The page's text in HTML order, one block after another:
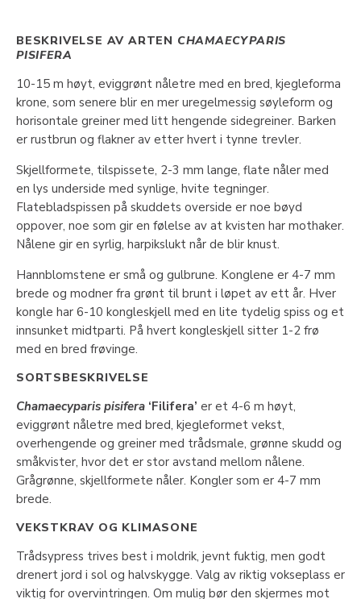
BESKRIVELSE AV ARTEN CHAMAECYPARIS
PISIFERA
10-15 m høyt, eviggrønt nåletre med en bred, kjegleforma
krone, som senere blir en mer uregelmessig søyleform og
horisontale greiner med litt hengende sidegreiner. Barken
er rustbrun og flakner av etter hvert i tynne trevler.
Skjellformete, tilspissete, 2-3 mm lange, flate nåler med
en lys underside med synlige, hvite tegninger.
Flatebladspissen på skuddets overside er noe bøyd
oppover, noe som gir en følelse av at kvisten har mothaker.
Nålene gir en syrlig, harpikslukt når de blir knust.
Hannblomstene er små og gulbrune. Konglene er 4-7 mm
brede og modner fra grønt til brunt i løpet av ett år. Hver
kongle har 6-10 kongleskjell med en lite tydelig spiss og et
innsunket midtparti. På hvert kongleskjell sitter 1-2 frø
med en bred frøvinge.
SORTSBESKRIVELSE
Chamaecyparis pisifera ‘Filifera’ er et 4-6 m høyt,
eviggrønt nåletre med bred, kjegleformet vekst,
overhengende og greiner med trådsmale, grønne skudd og
småkvister, hvor det er stor avstand mellom nålene.
Grågrønne, skjellformete nåler. Kongler som er 4-7 mm
brede.
VEKSTKRAV OG KLIMASONE
Trådsypress trives best i moldrik, jevnt fuktig, men godt
drenert jord i sol og halvskygge. Valg av riktig vokseplass er
viktig for overvintringen. Om mulig bør den skjermes mot